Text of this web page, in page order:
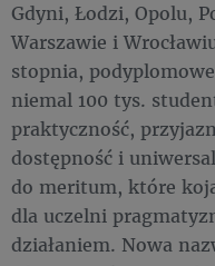
Gdyni, Łodzi, Opolu,
Warszawie i
stopnia,
niemal 100 tys.
praktyczność,
dostępność i
do meritum, które
dla uczelni
działaniem. Nowa